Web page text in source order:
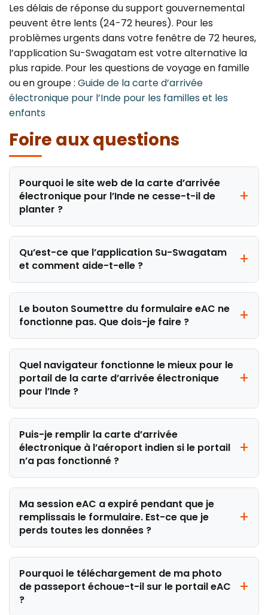
Les délais de réponse du support gouvernemental
peuvent être lents (24-72 heures). Pour les
problèmes urgents dans votre fenêtre de 72 heures,
l’application Su-Swagatam est votre alternative la
plus rapide. Pour les questions de voyage en famille
ou en groupe : Guide de la carte d’arrivée
électronique pour l’Inde pour les familles et les
enfants
Foire aux questions
Pourquoi le site web de la carte d’arrivée
électronique pour l’Inde ne cesse-t-il de
planter ?
Qu’est-ce que l’application Su-Swagatam
et comment aide-t-elle ?
Le bouton Soumettre du formulaire eAC ne
fonctionne pas. Que dois-je faire ?
Quel navigateur fonctionne le mieux pour le
portail de la carte d’arrivée électronique
pour l’Inde ?
Puis-je remplir la carte d’arrivée
électronique à l’aéroport indien si le portail
n’a pas fonctionné ?
Ma session eAC a expiré pendant que je
remplissais le formulaire. Est-ce que je
perds toutes les données ?
Pourquoi le téléchargement de ma photo
de passeport échoue-t-il sur le portail eAC
?